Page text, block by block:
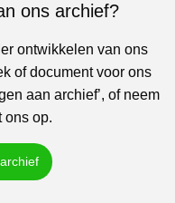
ons archief?
ontwikkelen van ons
of document voor ons
aan archief’, of neem
ons op.